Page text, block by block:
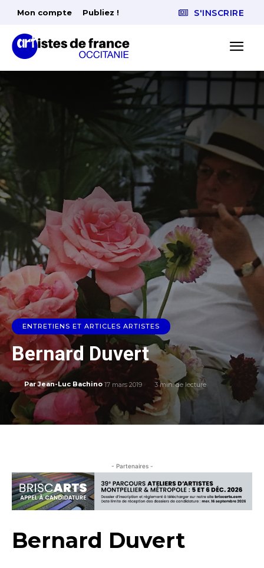
Mon compte Publiez ! S'INSCRIRE
ENTRETIENS ET ARTICLES ARTISTES
Bernard Duvert
Par Jean-Luc Bachino 17 mars 2019 3min. de lecture
- Partenaires -
Bernard Duvert